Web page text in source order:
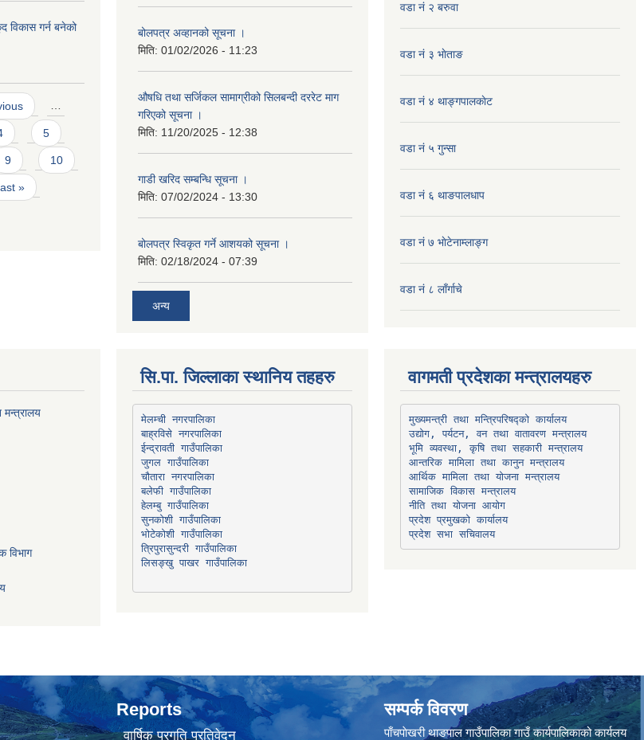
गर्न बनेको
…
5
9 10
»
बोलपत्र अव्हानको सूचना ।
मिति: 01/02/2026 - 11:23
औषधि तथा सर्जिकल सामाग्रीको सिलबन्दी दररेट माग
गरिएको सूचना ।
मिति: 11/20/2025 - 12:38
गाडी खरिद सम्बन्धि सूचना ।
मिति: 07/02/2024 - 13:30
बोलपत्र स्विकृत गर्ने आशयको सूचना ।
मिति: 02/18/2024 - 07:39
अन्य
वडा नं २ बरुवा
वडा नं ३ भाेताङ
वडा नं ४ थाङ्गपालकाेट
वडा नं ५ गुन्सा
वडा नं ६ थाङपालधाप
वडा नं ७ भाेटेनाम्लाङ्ग
वडा नं ८ लाँर्गाचे
मन्त्रालय
विभाग
सि.पा. जिल्लाका स्थानिय तहहरु
मेलम्ची नगरपालिका
बाह्रविसे नगरपालिका
ईन्द्रावती गाउँपालिका
जुगल गाउँपालिका
चौतारा नगरपालिका
बलेफी गाउँपालिका
हेलम्बु गाउँपालिका
सुनकोशी गाउँपालिका
भोटेकोशी गाउँपालिका
त्रिपुरासुन्दरी गाउँपालिका
लिसङ्खु पाखर गाउँपालिका
वागमती प्रदेशका मन्त्रालयहरु
मुख्यमन्त्री तथा मन्त्रिपरिषद्को कार्यालय
उद्योग, पर्यटन, वन तथा वातावरण मन्त्रालय
भूमि व्यवस्था, कृषि तथा सहकारी मन्त्रालय
आन्तरिक मामिला तथा कानुन मन्त्रालय
आर्थिक मामिला तथा योजना मन्त्रालय
सामाजिक विकास मन्त्रालय
नीति तथा योजना आयोग
प्रदेश प्रमुखको कार्यालय
प्रदेश सभा सचिवालय
Reports
वार्षिक प्रगति प्रतिवेदन
सम्पर्क विवरण
पाँचपाेखरी थाङपाल गाउँपालिका गाउँ कार्यपालिकाको कार्यलय